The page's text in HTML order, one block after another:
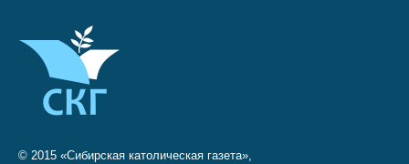
© 2015 «Сибирская католическая газета»,